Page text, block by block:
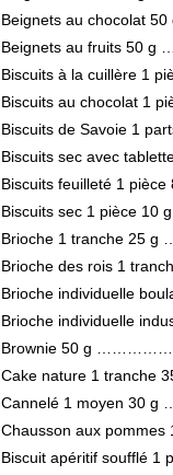
Beignets au
Beignets au fruits
Biscuits à la cuillère
Biscuits au chocolat
Biscuits de Savoie
Biscuits sec avec
Biscuits feuilleté 1
Biscuits sec 1
Brioche 1 tranche
Brioche des rois 1
Brioche individuelle
Brioche individuelle
Brownie 50 g
Cake nature 1
Cannelé 1 moyen
Chausson aux
Biscuit apéritif